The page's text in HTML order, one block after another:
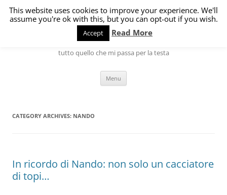
to
content L'angolo di Marco
Hardware, Software, Internet, Linux ma anche gatti, cani, cucina e
tutto quello che mi passa per la testa
Menu
CATEGORY ARCHIVES: NANDO
In ricordo di Nando: non solo un cacciatore
di topi…
This website uses cookies to improve your experience. We'll
assume you're ok with this, but you can opt-out if you wish.
Accept Read More